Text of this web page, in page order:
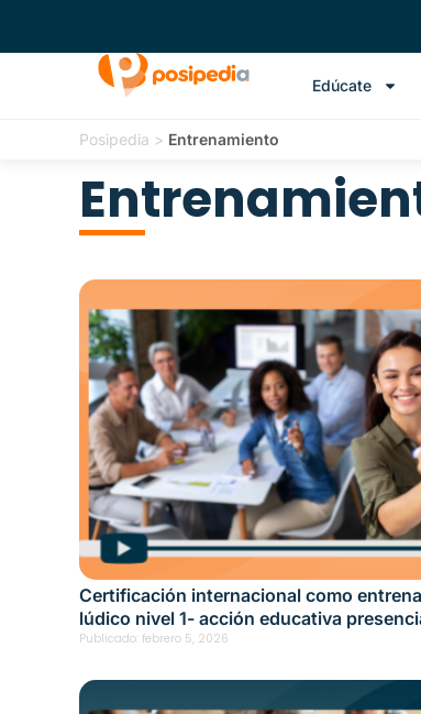
Edúcate
Posipedia > Entrenamiento
Certificación internacional como
lúdico nivel 1- acción educativa
Medellín Fecha: junio 24, 2025
Publicado: febrero 5, 2026